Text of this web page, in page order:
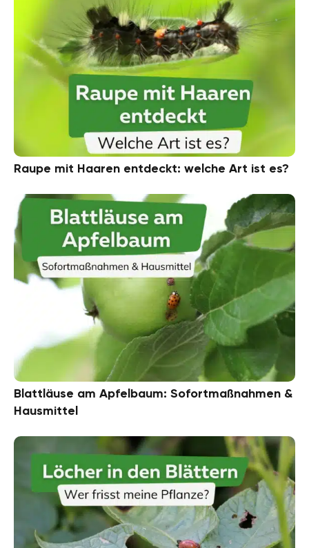
Raupe mit Haaren entdeckt: welche Art ist es?
Blattläuse am Apfelbaum: Sofortmaßnahmen &
Hausmittel